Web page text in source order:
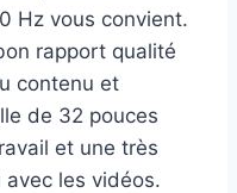
Hz vous convient.
rapport qualité
contenu et
de 32 pouces
et une très
les vidéos.